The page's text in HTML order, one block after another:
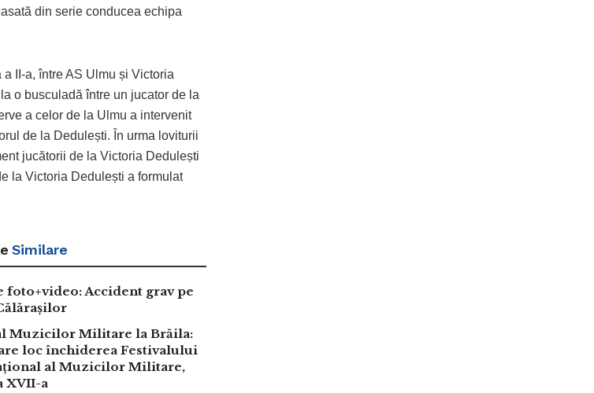
din serie conducea echipa
II-a, între AS Ulmu și Victoria
o busculadă între un jucator de la
a celor de la Ulmu a intervenit
de la Dedulești. În urma loviturii
jucătorii de la Victoria Dedulești
la Victoria Dedulești a formulat
Similare
foto+video: Accident grav pe
Muzicilor Militare la Brăila:
loc închiderea Festivalului
al Muzicilor Militare,
XVII-a